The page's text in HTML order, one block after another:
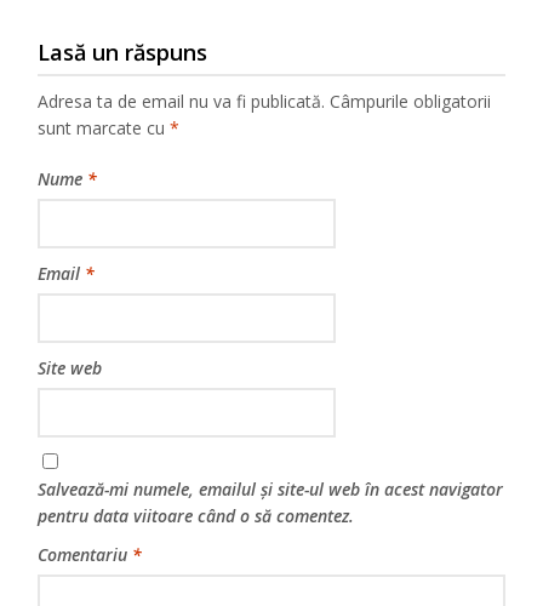
Lasă un răspuns
Adresa ta de email nu va fi publicată. Câmpurile obligatorii
sunt marcate cu*
Nume *
Email *
Site web
Salvează-mi numele, emailul și site-ul web în acest navigator
pentru data viitoare când o să comentez.
Comentariu *